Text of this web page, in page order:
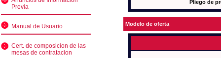
Previa
Manual de Usuario
Cert. de composicion de las
mesas de contratacion
Pliego de
Modelo de oferta